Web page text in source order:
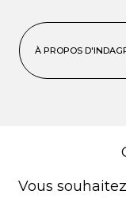
À PROPOS
Vous